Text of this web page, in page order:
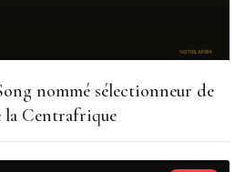
nommé sélectionneur de
la Centrafrique